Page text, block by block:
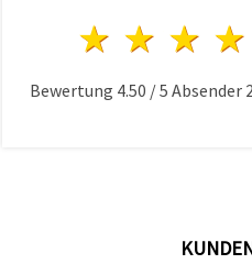
3
2
1 Stern
Bewertung 4.50 /5 Absender 2